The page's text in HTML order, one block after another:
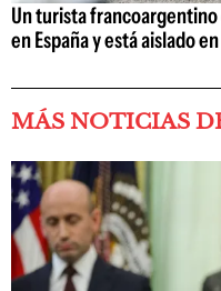
Un turista
en España y está aislado
MÁS NOTICIAS